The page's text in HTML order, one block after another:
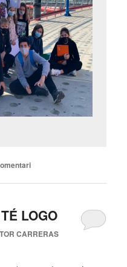
LOGO
CARRERAS